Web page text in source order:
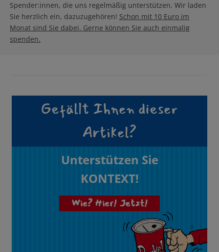
Spender:innen, die uns regelmäßig unterstützen. Wir laden
Sie herzlich ein, dazuzugehören! Schon mit 10 Euro im
Monat sind Sie dabei. Gerne können Sie auch einmalig
spenden.
Gefällt Ihnen dieser
Artikel?
Unterstützen Sie
KONTEXT!
Wie? Hier! Jetzt!